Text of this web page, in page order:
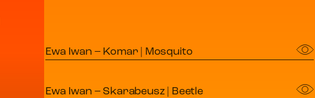
Ewa Iwan – Komar | Mosquito
Ewa Iwan – Skarabeusz | Beetle